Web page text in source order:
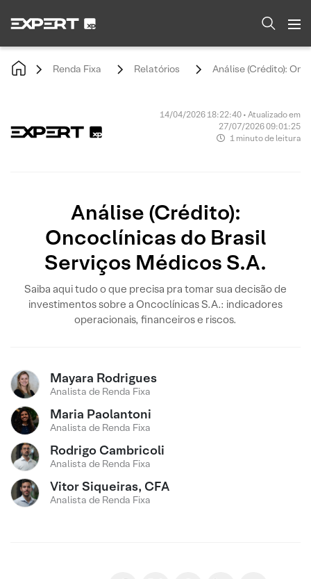
Renda Fixa Relatórios Análise (Crédito):
14/04/2026 18:22:40 • Atualizado em
27/07/2026 09:01:25
1 minuto de leitura
Análise (Crédito):
Oncoclínicas do Brasil
Serviços Médicos S.A.
Saiba aqui tudo o que precisa pra tomar sua decisão de
investimentos sobre a Oncoclínicas S.A.: indicadores
operacionais, financeiros e riscos.
Mayara Rodrigues
Analista de Renda Fixa
Maria Paolantoni
Analista de Renda Fixa
Rodrigo Cambricoli
Analista de Renda Fixa
Vitor Siqueiras, CFA
Analista de Renda Fixa